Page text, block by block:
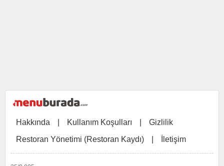
Hakkında Kullanım Koşulları
Gizlilik
Restoran Yönetimi (Restoran Kaydı)
İletişim